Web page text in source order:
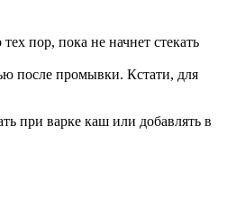
пор, пока не начнет стекать
после промывки. Кстати, для
при варке каш или добавлять в